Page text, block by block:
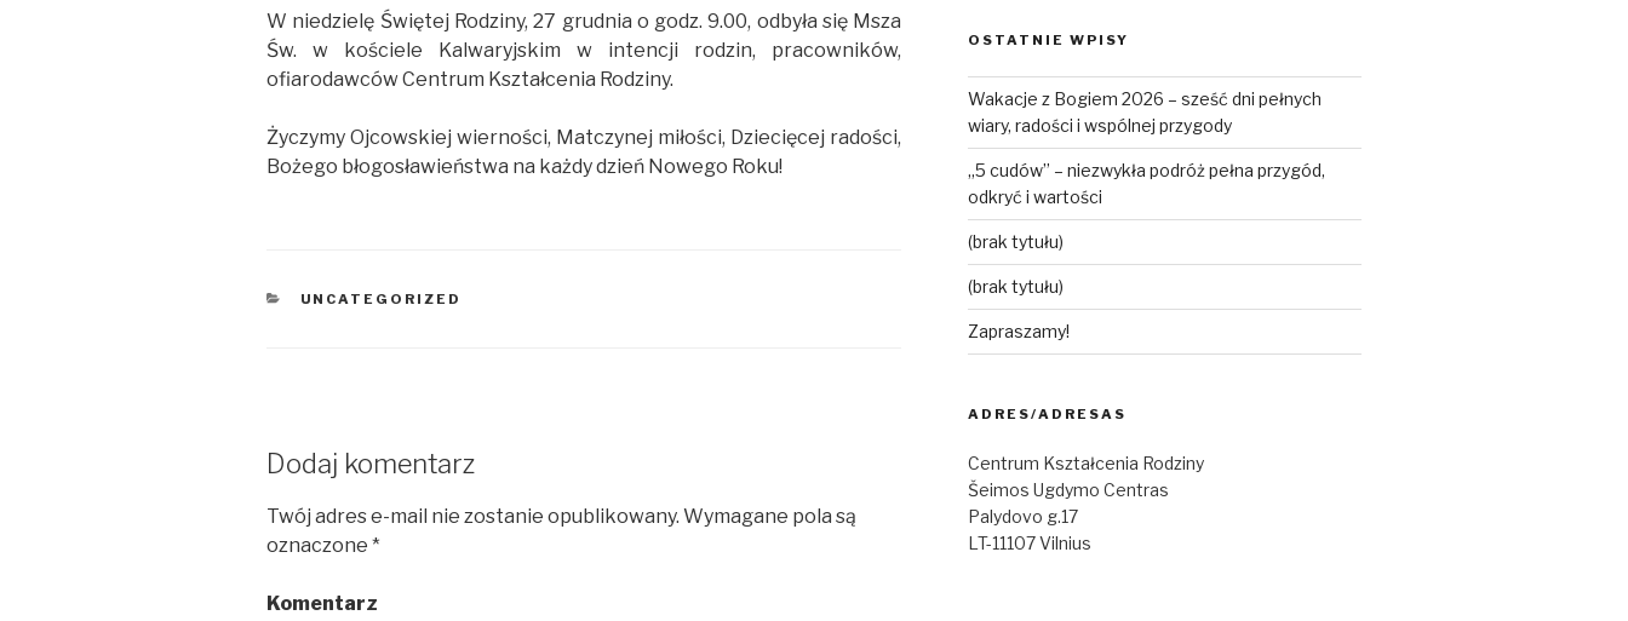
W niedzielę Świętej Rodziny, 27 grudnia o godz. 9.00, odbyła się Msza
Św. w kościele Kalwaryjskim w intencji rodzin, pracowników,
ofiarodawców Centrum Kształcenia Rodziny.
Życzymy Ojcowskiej wierności, Matczynej miłości, Dziecięcej radości,
Bożego błogosławieństwa na każdy dzień Nowego Roku!
KATEGORIE
UNCATEGORIZED
Dodaj komentarz
Twój adres e-mail nie zostanie opublikowany. Wymagane pola są
oznaczone *
Komentarz
OSTATNIE WPISY
Wakacje z Bogiem 2026 – sześć dni pełnych
wiary, radości i wspólnej przygody
„5 cudów” – niezwykła podróż pełna przygód,
odkryć i wartości
(brak tytułu)
(brak tytułu)
Zapraszamy!
ADRES/ADRESAS
Centrum Kształcenia Rodziny
Šeimos Ugdymo Centras
Palydovo g.17
LT-11107 Vilnius